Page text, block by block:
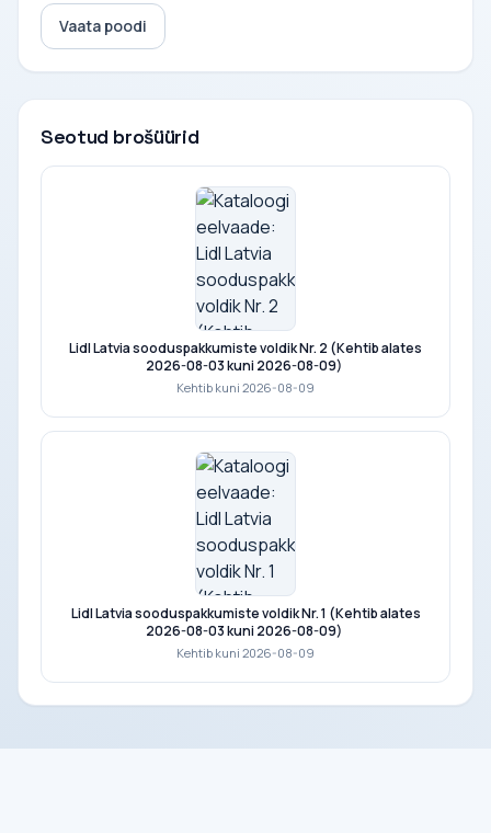
Vaata poodi
Seotud brošüürid
Lidl Latvia sooduspakkumiste voldik Nr. 2 (Kehtib alates
2026-08-03 kuni 2026-08-09)
Kehtib kuni 2026-08-09
Lidl Latvia sooduspakkumiste voldik Nr. 1 (Kehtib alates
2026-08-03 kuni 2026-08-09)
Kehtib kuni 2026-08-09